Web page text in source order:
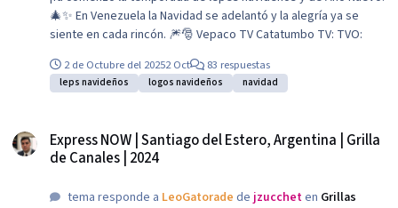
🎄✨ En Venezuela la Navidad se adelantó y la alegría ya se
siente en cada rincón. 🎆🎅 Vepaco TV Catatumbo TV: TVO:
2 de Octubre del 20252 Oct 83 respuestas
leps navideños logos navideños navidad
Express NOW | Santiago del Estero, Argentina | Grilla
de Canales | 2024
tema responde a LeoGatorade dejzuccheten Grillas